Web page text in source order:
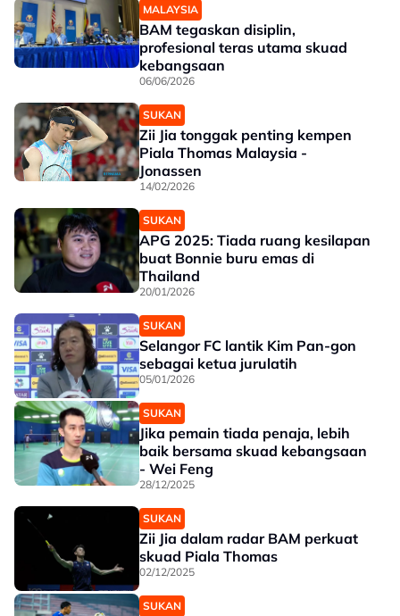
MALAYSIA
BAM tegaskan disiplin,
profesional teras utama skuad
kebangsaan
06/06/2026
SUKAN
Zii Jia tonggak penting kempen
Piala Thomas Malaysia -
Jonassen
14/02/2026
SUKAN
APG 2025: Tiada ruang kesilapan
buat Bonnie buru emas di
Thailand
20/01/2026
SUKAN
Selangor FC lantik Kim Pan-gon
sebagai ketua jurulatih
05/01/2026
SUKAN
Jika pemain tiada penaja, lebih
baik bersama skuad kebangsaan
- Wei Feng
28/12/2025
SUKAN
Zii Jia dalam radar BAM perkuat
skuad Piala Thomas
02/12/2025
SUKAN